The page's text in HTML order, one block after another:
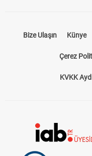
Bize Ulaşın Künye
Çerez
KVKK